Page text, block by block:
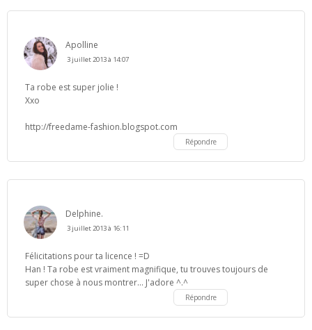
Apolline
3 juillet 2013 à 14:07
Ta robe est super jolie !
Xxo
http://freedame-fashion.blogspot.com
Répondre
Delphine.
3 juillet 2013 à 16:11
Félicitations pour ta licence ! =D
Han ! Ta robe est vraiment magnifique, tu trouves toujours de
super chose à nous montrer... J'adore ^.^
Répondre